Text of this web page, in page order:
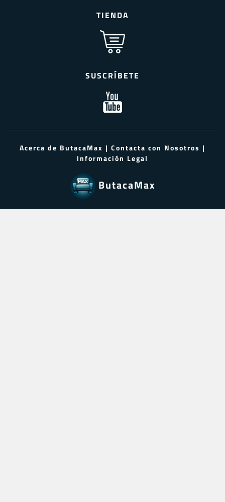
TIENDA
SUSCRÍBETE
Acerca de ButacaMax | Contacta con Nosotros |
Información Legal
ButacaMax